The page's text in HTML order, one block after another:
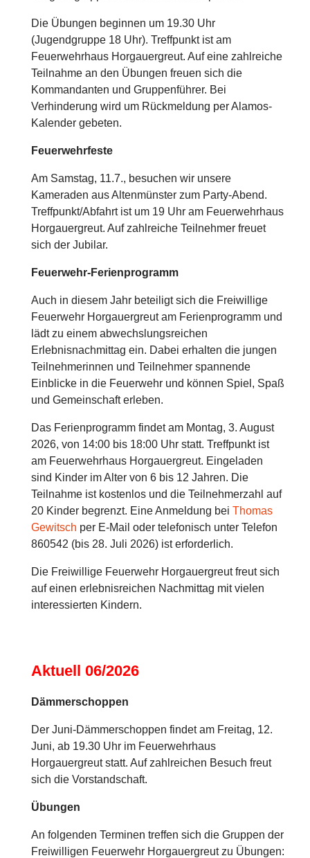
Die Übungen beginnen um 19.30 Uhr
(Jugendgruppe 18 Uhr). Treffpunkt ist am
Feuerwehrhaus Horgauergreut. Auf eine zahlreiche
Teilnahme an den Übungen freuen sich die
Kommandanten und Gruppenführer. Bei
Verhinderung wird um Rückmeldung per Alamos-
Kalender gebeten.
Feuerwehrfeste
Am Samstag, 11.7., besuchen wir unsere
Kameraden aus Altenmünster zum Party-Abend.
Treffpunkt/Abfahrt ist um 19 Uhr am Feuerwehrhaus
Horgauergreut. Auf zahlreiche Teilnehmer freuet
sich der Jubilar.
Feuerwehr-Ferienprogramm
Auch in diesem Jahr beteiligt sich die Freiwillige
Feuerwehr Horgauergreut am Ferienprogramm und
lädt zu einem abwechslungsreichen
Erlebnisnachmittag ein. Dabei erhalten die jungen
Teilnehmerinnen und Teilnehmer spannende
Einblicke in die Feuerwehr und können Spiel, Spaß
und Gemeinschaft erleben.
Das Ferienprogramm findet am Montag, 3. August
2026, von 14:00 bis 18:00 Uhr statt. Treffpunkt ist
am Feuerwehrhaus Horgauergreut. Eingeladen
sind Kinder im Alter von 6 bis 12 Jahren. Die
Teilnahme ist kostenlos und die Teilnehmerzahl auf
20 Kinder begrenzt. Eine Anmeldung bei Thomas
Gewitsch per E-Mail oder telefonisch unter Telefon
860542 (bis 28. Juli 2026) ist erforderlich.
Die Freiwillige Feuerwehr Horgauergreut freut sich
auf einen erlebnisreichen Nachmittag mit vielen
interessierten Kindern.
Aktuell 06/2026
Dämmerschoppen
Der Juni-Dämmerschoppen findet am Freitag, 12.
Juni, ab 19.30 Uhr im Feuerwehrhaus
Horgauergreut statt. Auf zahlreichen Besuch freut
sich die Vorstandschaft.
Übungen
An folgenden Terminen treffen sich die Gruppen der
Freiwilligen Feuerwehr Horgauergreut zu Übungen: